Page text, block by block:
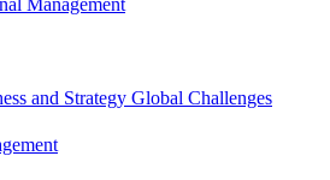
Management
and Strategy Global Challenges